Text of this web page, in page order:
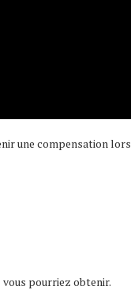
une compensation lors
pourriez obtenir.